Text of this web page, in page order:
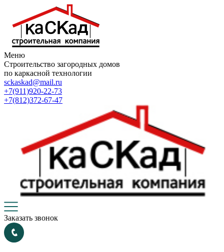
Меню
Строительство загородных домов
по каркасной технологии
sckaskad@mail.ru
+7(911)920-22-73
+7(812)372-67-47
Заказать звонок